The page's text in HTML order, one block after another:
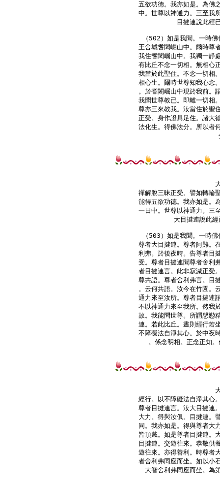
五欲功德。我亦如是。為佛
中。世尊以神通力。三至我
目揵連說此經
（502）如是我聞。一時
王舍城耆闍崛山中。爾時尊
我住耆闍崛山中。我獨一靜
有比丘不念一切相。無相心
我當於此聖住。不念一切相
相心生。爾時世尊知我心念
。於耆闍崛山中現於我前。
我聞世尊教已。即離一切相
尊亦三來教我。汝當住於聖
正受。身作證具足住。諸大
法化生。得佛法分。所以者
禪解脫三昧正受。譬如轉輪
能得五欲功德。我亦如是。
一日中。世尊以神通力。三
大目揵連說此
（503）如是我聞。一時
尊者大目揵連。尊者阿難。
利弗。於後夜時。告尊者目
受。尊者目揵連聞尊者舍利
者目揵連言。此非寂滅正受
尊共語。尊者舍利弗言。目
。云何共語。汝今在竹園。
通力來至汝所。尊者目揵連
不以神通力來至我所。然我
故。我能問世尊。所謂慇懃
連。若此比丘。晝則經行若
不障礙法自淨其心。於中夜
經行。以不障礙法自淨其心
尊者目揵連言。汝大目揵連
大力。得與汝俱。目揵連。
同。我亦如是。得與尊者大
皆頂戴。如是尊者目揵連。
目揵連。交遊往來。恭敬供
遊往來。亦得善利。時尊者
者舍利弗同座而坐。如以小